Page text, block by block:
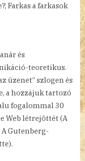
Farkas a farkasok
és
teoretikus.
üzenet” szlogen és
a hozzájuk tartozó
fogalommal 30
Web létrejöttét (A
Gutenberg-